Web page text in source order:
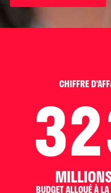
CHIFFRE
BUDGET ALLOUÉ À